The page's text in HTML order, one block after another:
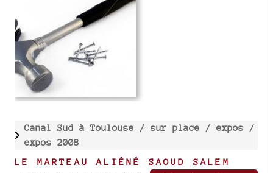
Canal Sud à Toulouse / sur place / expos /
expos 2008
LE MARTEAU ALIÉNÉ SAOUD SALEM